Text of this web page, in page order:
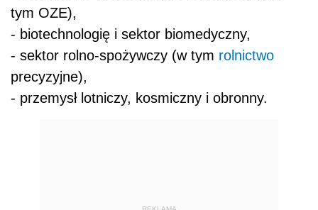
tym OZE),
- biotechnologię i sektor biomedyczny,
- sektor rolno-spożywczy (w tym rolnictwo
precyzyjne),
- przemysł lotniczy, kosmiczny i obronny.